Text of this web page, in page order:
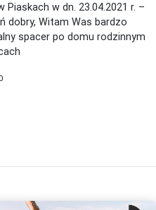
Piaskach w dn. 23.04.2021 r. –
dobry, Witam Was bardzo
spacer po domu rodzinnym